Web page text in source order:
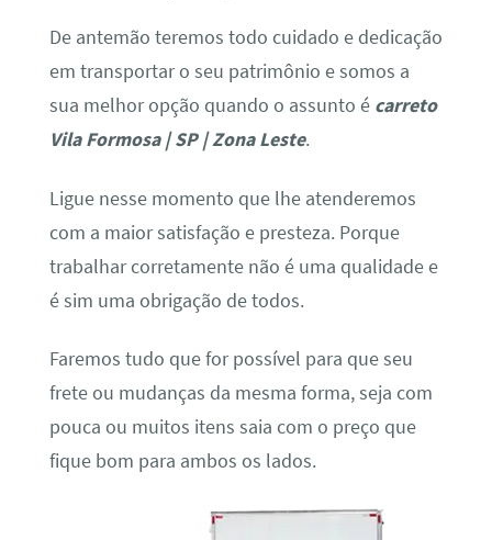
De antemão teremos todo cuidado e dedicação
em transportar o seu patrimônio e somos a
sua melhor opção quando o assunto é carreto
Vila Formosa | SP | Zona Leste.
Ligue nesse momento que lhe atenderemos
com a maior satisfação e presteza. Porque
trabalhar corretamente não é uma qualidade e
é sim uma obrigação de todos.
Faremos tudo que for possível para que seu
frete ou mudanças da mesma forma, seja com
pouca ou muitos itens saia com o preço que
fique bom para ambos os lados.